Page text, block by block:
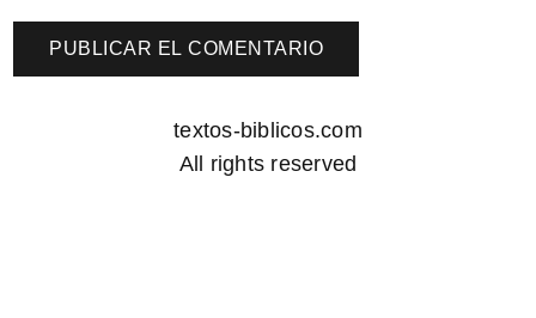
textos-biblicos.com
All rights reserved